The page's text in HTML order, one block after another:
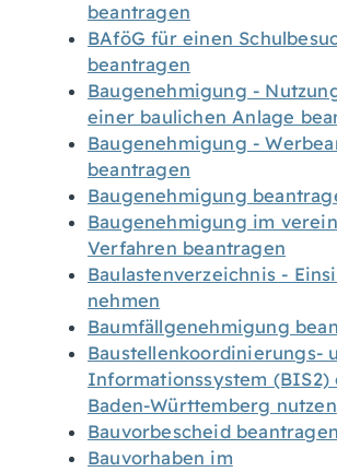
beantragen
BAföG für einen
beantragen
Baugenehmigung -
einer baulichen Anlage
Baugenehmigung -
beantragen
Baugenehmigung
Baugenehmigung im
Verfahren beantragen
Baulastenverzeichnis -
nehmen
Baumfällgenehmigung
Baustellenkoordinierungs-
Informationssystem (BIS2)
Baden-Württemberg nutzen
Bauvorbescheid beantragen
Bauvorhaben im